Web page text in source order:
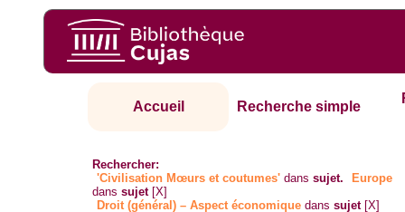
Accueil Recherche simple
Rechercher:
'Civilisation Mœurs et coutumes' danssujet.
Europe
danssujet [X]
Droit (général) – Aspect économique danssujet [X]